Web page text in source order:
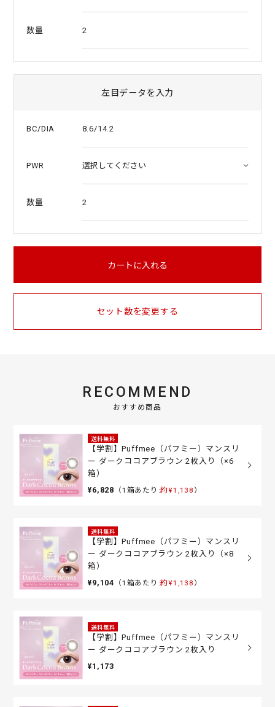
数量 2
左目データを入力
BC/DIA 8.6/14.2
PWR
数量 2
カートに入れる
セット数を変更する
RECOMMEND
おすすめ商品
送料無料
【学割】Puffmee（パフミー）マンスリ
ー ダークココアブラウン 2枚入り（×6
箱）
¥6,828 （1箱あたり:約¥1,138 ）
送料無料
【学割】Puffmee（パフミー）マンスリ
ー ダークココアブラウン 2枚入り（×8
箱）
¥9,104 （1箱あたり:約¥1,138 ）
送料無料
【学割】Puffmee（パフミー）マンスリ
ー ダークココアブラウン 2枚入り
¥1,173